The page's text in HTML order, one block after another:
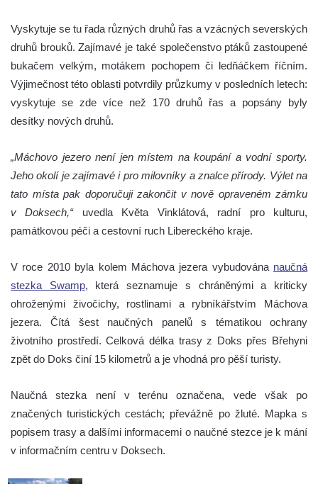
Vyskytuje se tu řada různých druhů řas a vzácných severských
druhů brouků. Zajímavé je také společenstvo ptáků zastoupené
bukačem velkým, motákem pochopem či ledňáčkem říčním.
Výjimečnost této oblasti potvrdily průzkumy v posledních letech:
vyskytuje se zde více než 170 druhů řas a popsány byly
desítky nových druhů.
„Máchovo jezero není jen místem na koupání a vodní sporty.
Jeho okolí je zajímavé i pro milovníky a znalce přírody. Výlet na
tato místa pak doporučuji zakončit v nově opraveném zámku
v Doksech,“uvedla Květa Vinklátová, radní pro kulturu,
památkovou péči a cestovní ruch Libereckého kraje.
V roce 2010 byla kolem Máchova jezera vybudována naučná
stezka Swamp, která seznamuje s chráněnými a kriticky
ohroženými živočichy, rostlinami a rybníkářstvím Máchova
jezera. Čítá šest naučných panelů s tématikou ochrany
životního prostředí. Celková délka trasy z Doks přes Břehyni
zpět do Doks činí 15 kilometrů a je vhodná pro pěší turisty.
Naučná stezka není v terénu označena, vede však po
značených turistických cestách; převážně po žluté. Mapka s
popisem trasy a dalšími informacemi o naučné stezce je k mání
v informačním centru v Doksech.